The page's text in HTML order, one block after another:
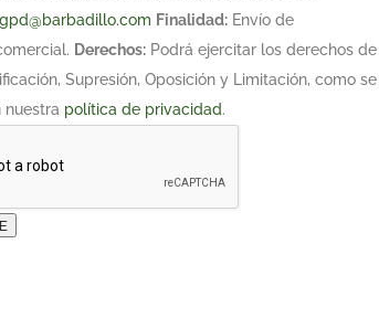
Finalidad: Envío de
Derechos: Podrá ejercitar los derechos de
Supresión, Oposición y Limitación, como se
nuestra política de privacidad.